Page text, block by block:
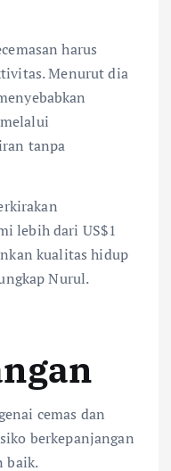
harus
Menurut dia
tanpa
lebih dari US$1
kualitas hidup
Nurul.
cemas dan
berkepanjangan
baik.